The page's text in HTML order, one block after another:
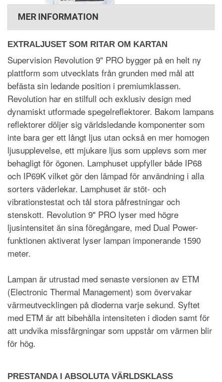
MER INFORMATION
EXTRALJUSET SOM RITAR OM KARTAN
Supervision Revolution 9" PRO bygger på en helt ny
plattform som utvecklats från grunden med mål att
befästa sin ledande position i premiumklassen.
Revolution har en stilfull och exklusiv design med
dynamiskt utformade spegelreflektorer. Bakom lampans
reflektorer döljer sig världsledande komponenter som
inte bara ger ett långt ljus utan också en mer homogen
ljusupplevelse, ett mjukare ljus som upplevs som mer
behagligt för ögonen. Lamphuset uppfyller både IP68
och IP69K vilket gör den lämpad för användning i alla
sorters väderlekar. Lamphuset är stöt- och
vibrationstestat och tål stora påfrestningar och
stenskott. Revolution 9" PRO lyser med högre
ljusintensitet än sina föregångare, med Dual Power-
funktionen aktiverat lyser lampan imponerande 1590
meter.
Lampan är utrustad med senaste versionen av ETM
(Electronic Thermal Management) som övervakar
värmeutvecklingen på dioderna varje sekund. Syftet
med ETM är att bibehålla intensiteten i dioden samt för
att undvika missfärgningar som uppstår om värmen blir
för hög.
PRESTANDA I ABSOLUTA VÄRLDSKLASS